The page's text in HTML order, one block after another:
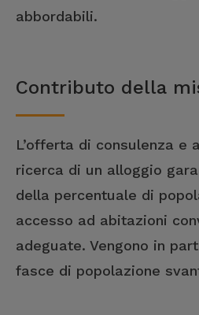
abbordabili.
Contributo della
L’offerta di consulenza e
ricerca di un alloggio
della percentuale di
accesso ad abitazioni
adeguate. Vengono in
fasce di popolazione